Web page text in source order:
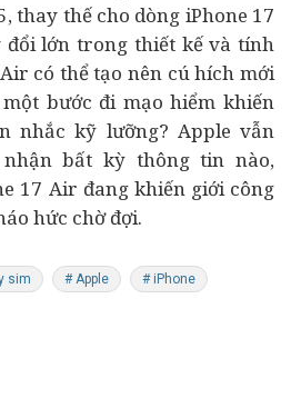
thay thế cho dòng iPhone 17
đổi lớn trong thiết kế và tính
có thể tạo nên cú hích mới
bước đi mạo hiểm khiến
nhắc kỹ lưỡng? Apple vẫn
bất kỳ thông tin nào,
17 Air đang khiến giới công
hức chờ đợi.
sim # Apple # iPhone